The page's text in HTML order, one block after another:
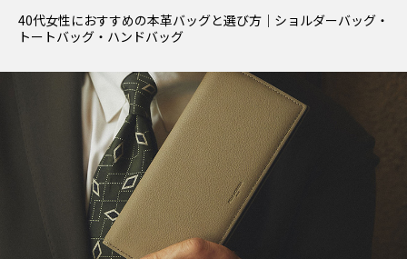
40代女性におすすめの本革バッグと選び方｜ショルダーバッグ・
トートバッグ・ハンドバッグ